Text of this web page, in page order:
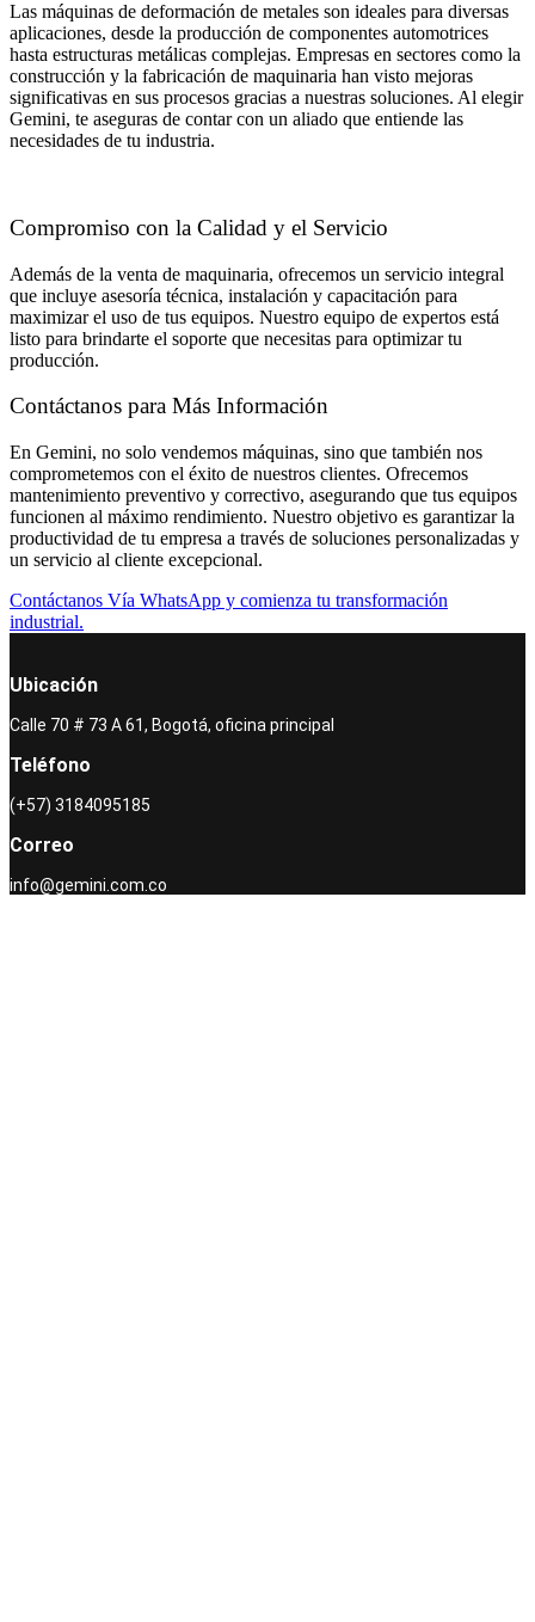
Las máquinas de deformación de metales son ideales para diversas
aplicaciones, desde la producción de componentes automotrices
hasta estructuras metálicas complejas. Empresas en sectores como la
construcción y la fabricación de maquinaria han visto mejoras
significativas en sus procesos gracias a nuestras soluciones. Al elegir
Gemini, te aseguras de contar con un aliado que entiende las
necesidades de tu industria.
Compromiso con la Calidad y el Servicio
Además de la venta de maquinaria, ofrecemos un servicio integral
que incluye asesoría técnica, instalación y capacitación para
maximizar el uso de tus equipos. Nuestro equipo de expertos está
listo para brindarte el soporte que necesitas para optimizar tu
producción.
Contáctanos para Más Información
En Gemini, no solo vendemos máquinas, sino que también nos
comprometemos con el éxito de nuestros clientes. Ofrecemos
mantenimiento preventivo y correctivo, asegurando que tus equipos
funcionen al máximo rendimiento. Nuestro objetivo es garantizar la
productividad de tu empresa a través de soluciones personalizadas y
un servicio al cliente excepcional.
Contáctanos Vía WhatsApp y comienza tu transformación
industrial.
Ubicación
Calle 70 # 73 A 61, Bogotá, oficina principal
Teléfono
(+57) 3184095185
Correo
info@gemini.com.co